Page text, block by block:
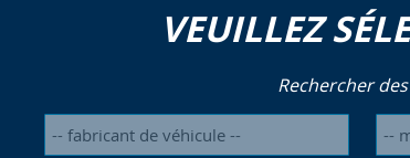
VEUILLEZ
Rechercher